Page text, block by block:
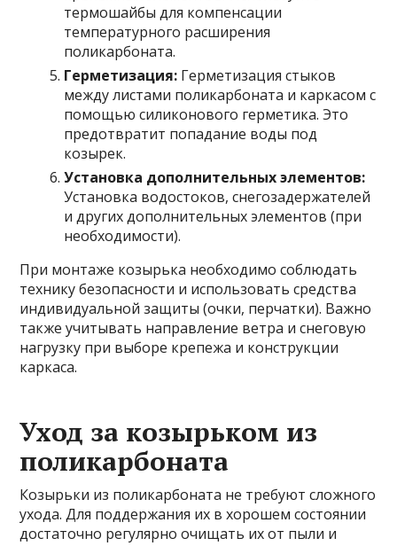
термошайбы для компенсации
температурного расширения
поликарбоната.
Герметизация: Герметизация стыков
между листами поликарбоната и каркасом с
помощью силиконового герметика. Это
предотвратит попадание воды под
козырек.
Установка дополнительных элементов:
Установка водостоков, снегозадержателей
и других дополнительных элементов (при
необходимости).
При монтаже козырька необходимо соблюдать
технику безопасности и использовать средства
индивидуальной защиты (очки, перчатки). Важно
также учитывать направление ветра и снеговую
нагрузку при выборе крепежа и конструкции
каркаса.
Уход за козырьком из
поликарбоната
Козырьки из поликарбоната не требуют сложного
ухода. Для поддержания их в хорошем состоянии
достаточно регулярно очищать их от пыли и